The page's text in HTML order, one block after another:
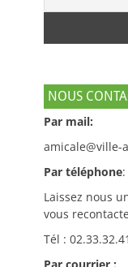
NOUS
Par mail:
amicale@ville-
Par téléphone:
Laissez nous
vous
Tél :